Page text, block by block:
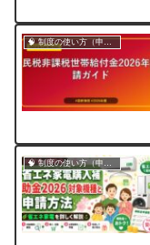
🧠 制度の使い方（申請・相談など）
🧠 制度の使い方（申請・相談など）